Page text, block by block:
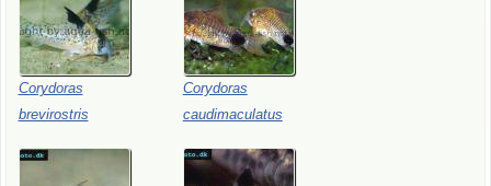
Corydoras
brevirostris
Corydoras
caudimaculatus